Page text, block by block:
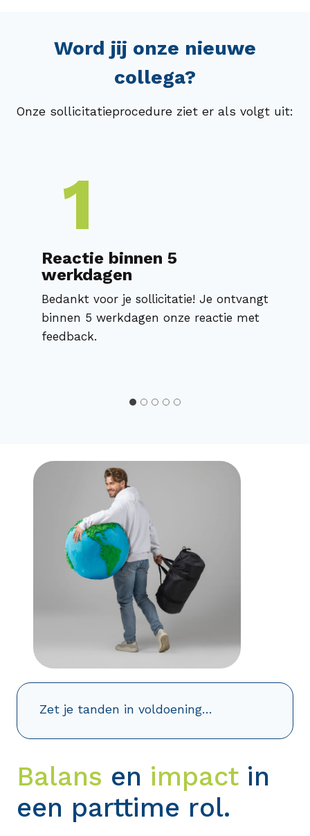
Word jij onze nieuwe
collega?
Onze sollicitatieprocedure ziet er als volgt uit:
1
Reactie binnen 5
werkdagen
Bedankt voor je sollicitatie! Je ontvangt
binnen 5 werkdagen onze reactie met
feedback.
Zet je tanden in voldoening…
Balans en impact in
een parttime rol.